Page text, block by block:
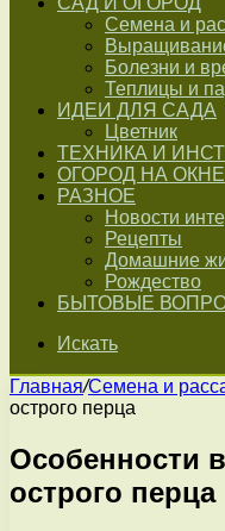
Семена и
Болезни и
Теплицы и
ИДЕИ ДЛЯ САДА
Цветник
ТЕХНИКА И
ОГОРОД НА ОКНЕ
РАЗНОЕ
Новости
Рецепты
Домашние
Рождество
БЫТОВЫЕ
Искать
Главная/Семена и
острого перца
Особенности
острого перца